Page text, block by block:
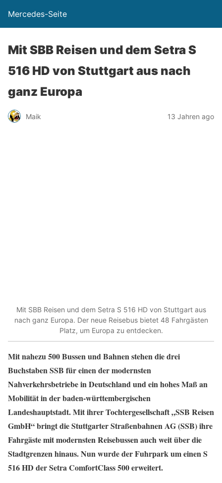
Mercedes-Seite
Mit SBB Reisen und dem Setra S
516 HD von Stuttgart aus nach
ganz Europa
Maik 13 Jahren ago
Mit SBB Reisen und dem Setra S 516 HD von Stuttgart aus
nach ganz Europa. Der neue Reisebus bietet 48 Fahrgästen
Platz, um Europa zu entdecken.
Mit nahezu 500 Bussen und Bahnen stehen die drei
Buchstaben SSB für einen der modernsten
Nahverkehrsbetriebe in Deutschland und ein hohes Maß an
Mobilität in der baden-württembergischen
Landeshauptstadt. Mit ihrer Tochtergesellschaft „SSB Reisen
GmbH“ bringt die Stuttgarter Straßenbahnen AG (SSB) ihre
Fahrgäste mit modernsten Reisebussen auch weit über die
Stadtgrenzen hinaus. Nun wurde der Fuhrpark um einen S
516 HD der Setra ComfortClass 500 erweitert.